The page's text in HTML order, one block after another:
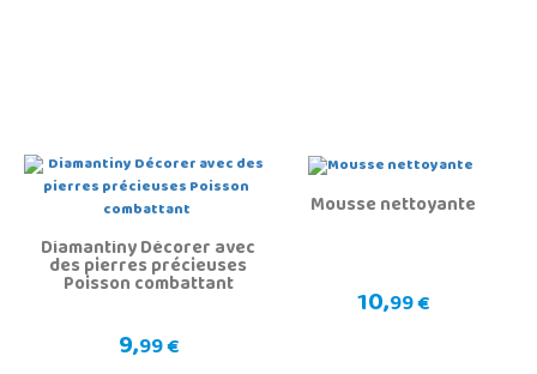
Diamantiny Décorer avec
des pierres précieuses
Poisson combattant
9,99 €
Mousse nettoyante
10,99 €